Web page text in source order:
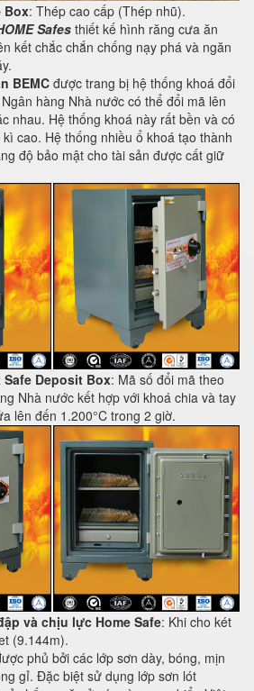
Box: Thép cao cấp (Thép nhũ).
Safes thiết kế hình răng cưa ăn
kết chắc chắn chống nạy phá và ngăn
BEMC được trang bị hệ thống khoá đổi
hàng Nhà nước có thể đổi mã lên
nhau. Hệ thống khoá này rất bền và có
cao. Hệ thống nhiều ổ khoá tạo thành
độ bảo mật cho tài sản được cất giữ
Deposit Box: Mã số đổi mã theo
Nhà nước kết hợp với khoá chia và tay
lên đến 1.200°C trong 2 giờ.
và chịu lực Home Safe: Khi cho két
(9.144m).
phủ bởi các lớp sơn dày, bóng, mịn
gỉ. Đặc biệt sử dụng lớp sơn lót